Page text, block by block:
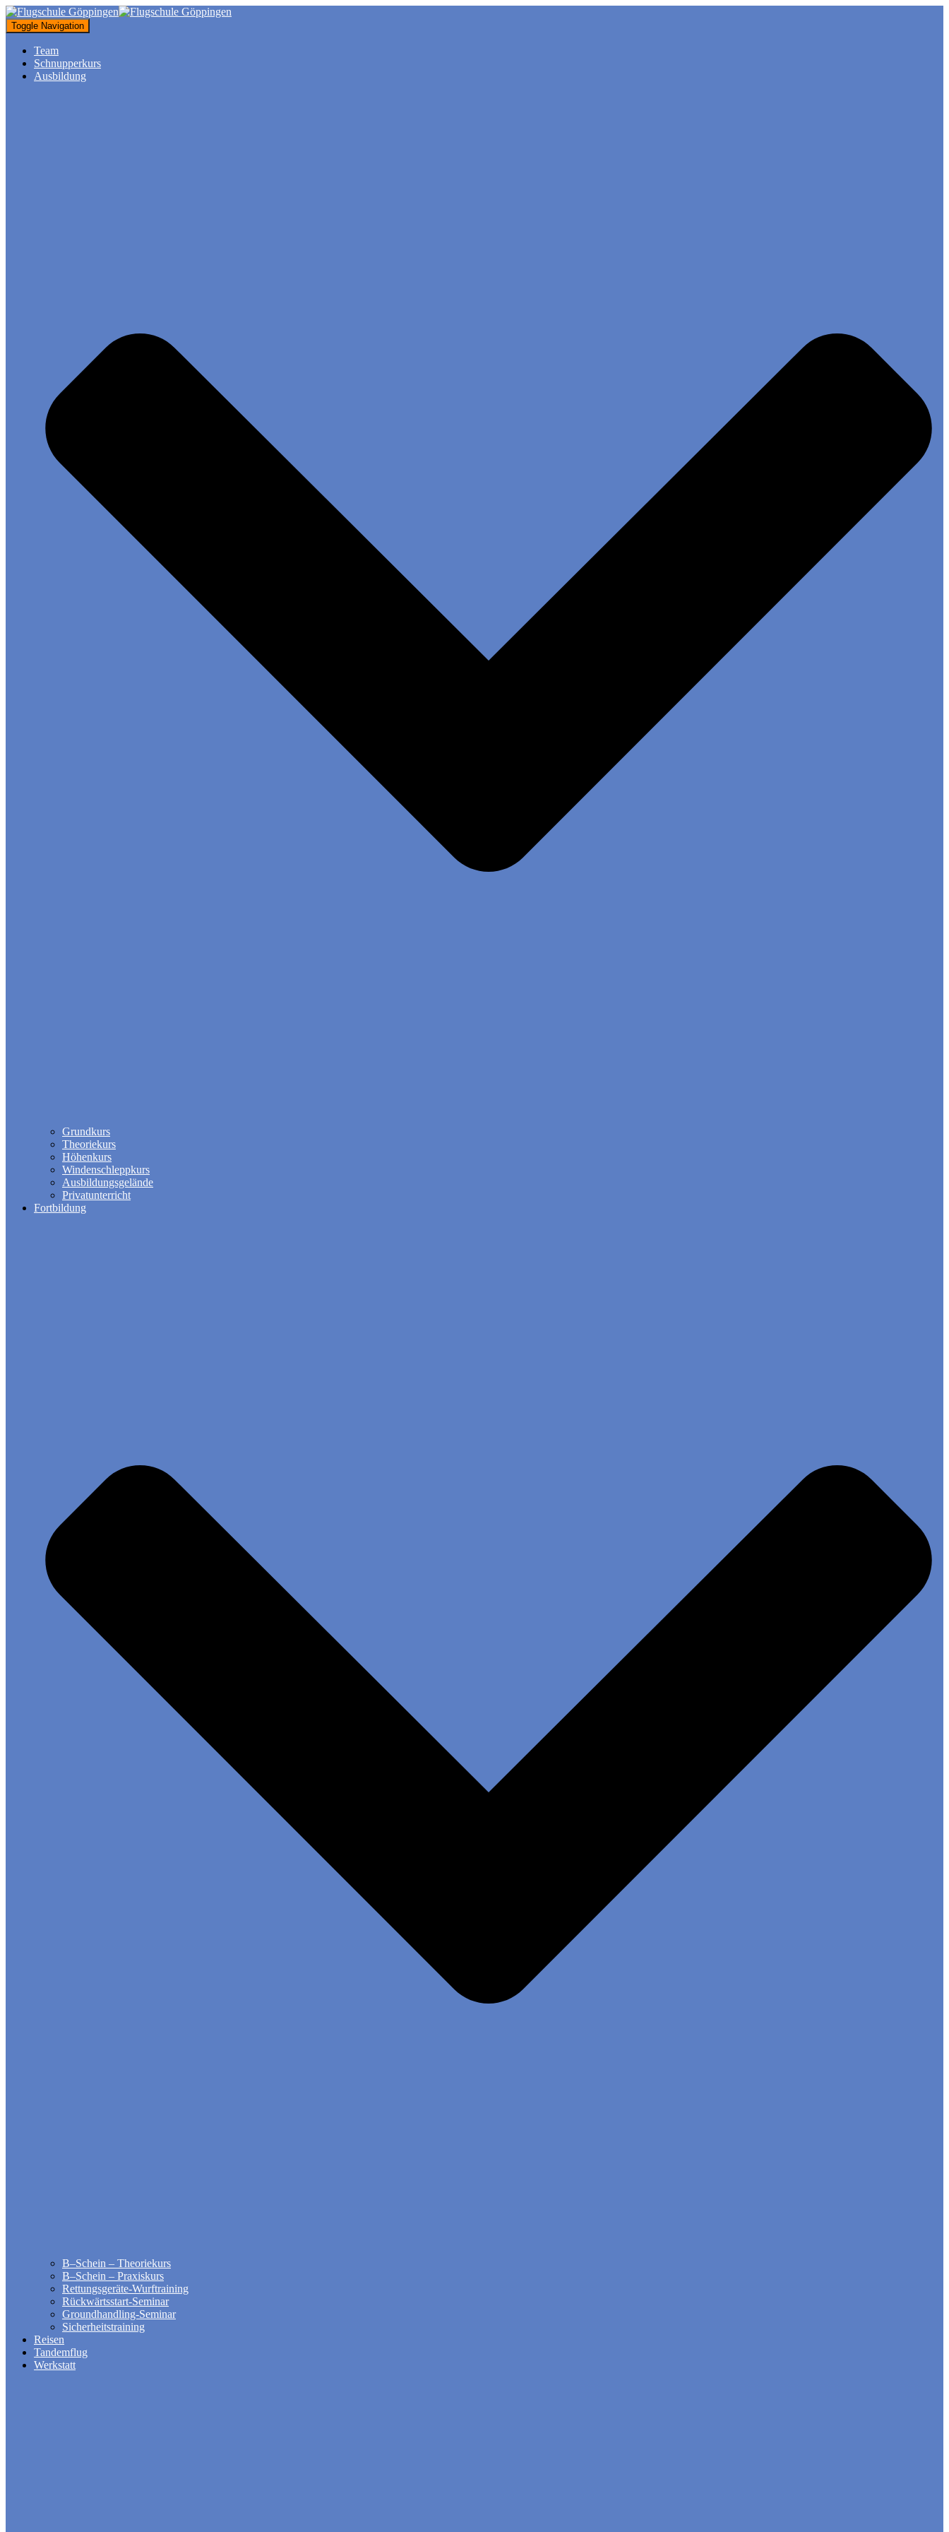
Toggle Navigation
Team
Schnupperkurs
Ausbildung
Grundkurs
Theoriekurs
Höhenkurs
Windenschleppkurs
Ausbildungsgelände
Privatunterricht
Fortbildung
B–Schein – Theoriekurs
B–Schein – Praxiskurs
Rettungsgeräte-Wurftraining
Rückwärtsstart-Seminar
Groundhandling​-Seminar
Sicherheitstraining
Reisen
Tandemflug
Werkstatt